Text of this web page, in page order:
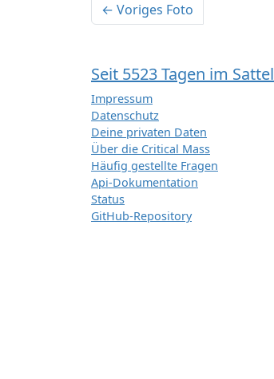
← Voriges Foto
Seit 5523 Tagen im Sattel
Impressum
Datenschutz
Deine privaten Daten
Über die Critical Mass
Häufig gestellte Fragen
Api-Dokumentation
Status
GitHub-Repository